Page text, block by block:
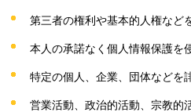
第三者の権利や基本的人権など
本人の承諾なく個人情報保護を
特定の個人、企業、団体などを
営業活動、政治的活動、宗教的